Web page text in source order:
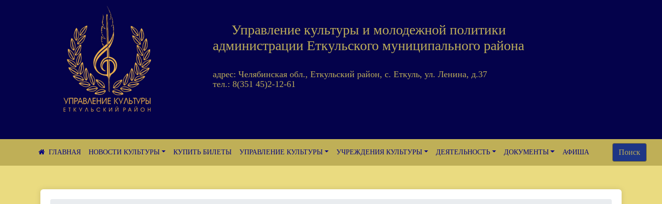
Управление культуры и молодежной политики
администрации Еткульского муниципального района
адрес: Челябинская обл., Еткульский район, с. Еткуль, ул. Ленина, д.37
тел.: 8(351 45)2-12-61
НОВОСТИ КУЛЬТУРЫ КУПИТЬ БИЛЕТЫ УПРАВЛЕНИЕ КУЛЬТУРЫ УЧРЕЖДЕНИЯ КУЛЬТУРЫ ДЕЯТЕЛЬНОСТЬ ДОКУМЕНТЫ АФИША Поиск